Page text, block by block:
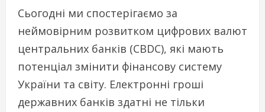
Сьогодні ми спостерігаємо за
неймовірним розвитком цифрових валют
центральних банків (CBDC), які мають
потенціал змінити фінансову систему
України та світу. Електронні гроші
державних банків здатні не тільки